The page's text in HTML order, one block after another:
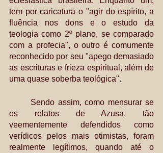
tem por caricatura o "agir do espírito, a
fluência nos dons e o estudo da
teologia como 2º plano, se comparado
com a profecia", o outro é comumente
reconhecido por seu "apego demasiado
as escrituras e frieza espiritual, além de
uma quase soberba teológica".
os relatos de Azusa, tão
veementemente defendidos como
verídicos pelos mais otimistas, foram
realmente legítimos, quando até o